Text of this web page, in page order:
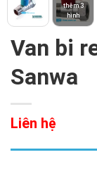
thêm 3
hình
Van bi
Sanwa
Liên hệ